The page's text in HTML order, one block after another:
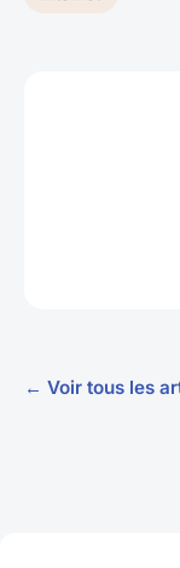
← Voir tous les